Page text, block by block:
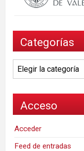
Categorías
Categorías
Acceso
Acceder
Feed de entradas